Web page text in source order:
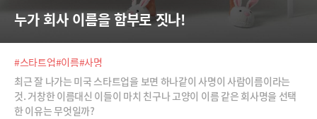
누가 회사 이름을 함부로 짓나!
#스타트업#이름#사명
최근 잘 나가는 미국 스타트업을 보면 하나같이 사명이 사람이름이라는
것. 거창한 이름대신 이들이 마치 친구나 고양이 이름 같은 회사명을 선택
한 이유는 무엇일까?